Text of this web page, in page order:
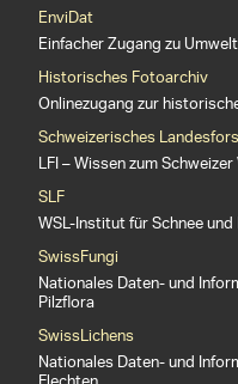
EnviDat
Einfacher Zugang zu
Historisches Fotoarchiv
Onlinezugang zur
Schweizerisches
LFI – Wissen zum
SLF
WSL-Institut für Schnee
SwissFungi
Nationales Daten- und
Pilzflora
SwissLichens
Nationales Daten- und